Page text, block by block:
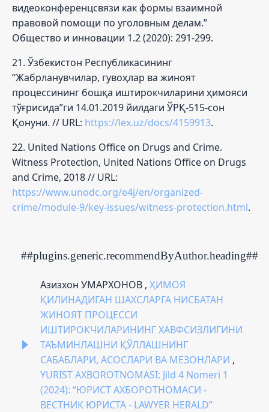
видеоконференцсвязи как формы взаимной
правовой помощи по уголовным делам.”
Общество и инновации 1.2 (2020): 291-299.
21. Ўзбекистон Республикасининг
“Жабрланувчилар, гувоҳлар ва жиноят
процессининг бошқа иштирокчиларини ҳимояси
тўғрисида”ги 14.01.2019 йилдаги ЎРҚ-515-сон
Қонуни. // URL: https://lex.uz/docs/4159913.
22. United Nations Office on Drugs and Crime.
Witness Protection, United Nations Office on Drugs
and Crime, 2018 // URL:
https://www.unodc.org/e4j/en/organized-
crime/module-9/key-issues/witness-protection.html.
##plugins.generic.recommendByAuthor.heading##
Азизхон УМАРХОНОВ , ҲИМОЯ
ҚИЛИНАДИГАН ШАХСЛАРГА НИСБАТАН
ЖИНОЯТ ПРОЦЕССИ
ИШТИРОКЧИЛАРИНИНГ ХАВФСИЗЛИГИНИ
ТАЪМИНЛАШНИ ҚЎЛЛАШНИНГ
САБАБЛАРИ, АСОСЛАРИ ВА МЕЗОНЛАРИ ,
YURIST AXBOROTNOMASI: Jild 4 Nomeri 1
(2024): “ЮРИСТ АХБОРОТНОМАСИ -
ВЕСТНИК ЮРИСТА - LAWYER HERALD”